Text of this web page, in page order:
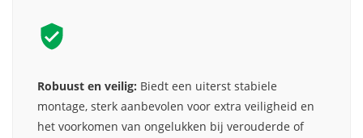
Robuust en veilig: Biedt een uiterst stabiele
montage, sterk aanbevolen voor extra veiligheid en
het voorkomen van ongelukken bij verouderde of